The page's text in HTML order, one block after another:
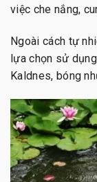
việc che nắng,
Ngoài cách tự
lựa chọn sử
Kaldnes, bóng